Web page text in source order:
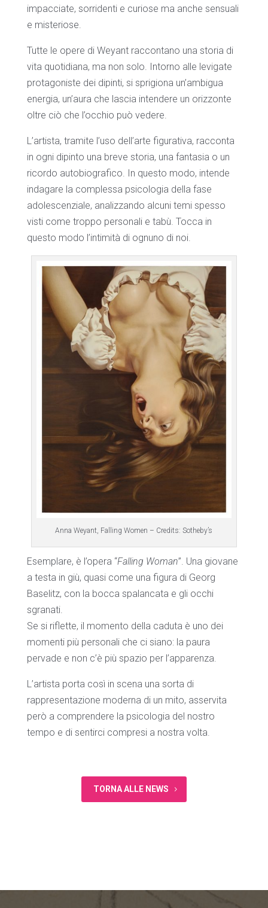
impacciate, sorridenti e curiose ma anche sensuali
e misteriose.
Tutte le opere di Weyant raccontano una storia di
vita quotidiana, ma non solo. Intorno alle levigate
protagoniste dei dipinti, si sprigiona un’ambigua
energia, un’aura che lascia intendere un orizzonte
oltre ciò che l’occhio può vedere.
L’artista, tramite l’uso dell’arte figurativa, racconta
in ogni dipinto una breve storia, una fantasia o un
ricordo autobiografico. In questo modo, intende
indagare la complessa psicologia della fase
adolescenziale, analizzando alcuni temi spesso
visti come troppo personali e tabù. Tocca in
questo modo l’intimità di ognuno di noi.
Anna Weyant, Falling Women – Credits: Sotheby’s
Esemplare, è l’opera “Falling Woman”. Una giovane
a testa in giù, quasi come una figura di Georg
Baselitz, con la bocca spalancata e gli occhi
sgranati.
Se si riflette, il momento della caduta è uno dei
momenti più personali che ci siano: la paura
pervade e non c’è più spazio per l’apparenza.
L’artista porta così in scena una sorta di
rappresentazione moderna di un mito, asservita
però a comprendere la psicologia del nostro
tempo e di sentirci compresi a nostra volta.
TORNA ALLE NEWS